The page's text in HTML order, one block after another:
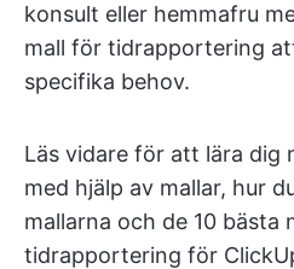
konsult eller hemmafru
mall för tidrapportering
specifika behov.
Läs vidare för att lära dig
med hjälp av mallar, hur
mallarna och de 10 bästa
tidrapportering för